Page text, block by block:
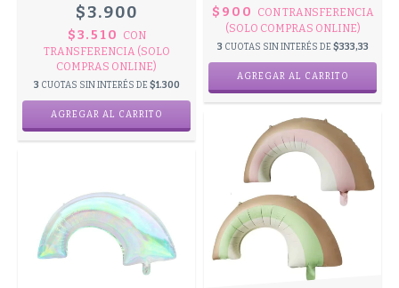
$3.900
$3.510
CON
TRANSFERENCIA (SOLO
COMPRAS ONLINE)
3 CUOTAS SIN INTERÉS DE $1.300
$900 CONTRANSFERENCIA
(SOLO COMPRAS ONLINE)
3 CUOTAS SIN INTERÉS DE $333,33